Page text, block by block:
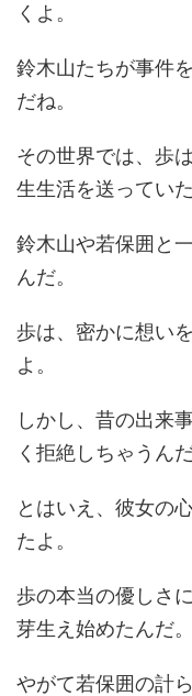
くよ。
鈴木山たちが事件
だね。
その世界では、歩
生生活を送っていた
鈴木山や若保囲と
んだ。
歩は、密かに想い
よ。
しかし、昔の出来
く拒絶しちゃうんだ
とはいえ、彼女の
たよ。
歩の本当の優しさ
芽生え始めたんだ。
やがて若保囲の計